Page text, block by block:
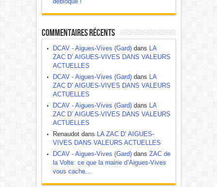
Commentaires récents
DCAV - Aigues-Vives (Gard)dans LA
ZAC D’ AIGUES-VIVES DANS VALEURS
ACTUELLES
DCAV - Aigues-Vives (Gard)dans LA
ZAC D’ AIGUES-VIVES DANS VALEURS
ACTUELLES
DCAV - Aigues-Vives (Gard)dans LA
ZAC D’ AIGUES-VIVES DANS VALEURS
ACTUELLES
Renaudot dans LA ZAC D’ AIGUES-
VIVES DANS VALEURS ACTUELLES
DCAV - Aigues-Vives (Gard)dans ZAC de
la Volte: ce que la mairie d’Aigues-Vives
vous cache…